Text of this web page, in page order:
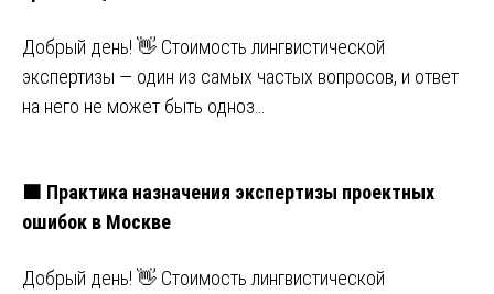
Добрый день! 👋 Стоимость лингвистической
экспертизы — один из самых частых вопросов, и ответ
на него не может быть одноз…
🟧 Практика назначения экспертизы проектных
ошибок в Москве
Добрый день! 👋 Стоимость лингвистической